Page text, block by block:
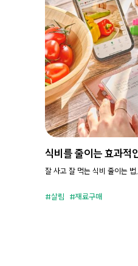
식비를 줄이는 효과적
잘 사고 잘 먹는 식비 줄이는
살림 재료구매